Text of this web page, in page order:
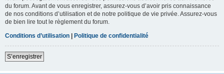
du forum. Avant de vous enregistrer, assurez-vous d’avoir pris connaissance
de nos conditions d’utilisation et de notre politique de vie privée. Assurez-vous
de bien lire tout le règlement du forum.
Conditions d’utilisation | Politique de confidentialité
S’enregistrer